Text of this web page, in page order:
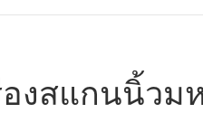
งสแกนนิ้วม